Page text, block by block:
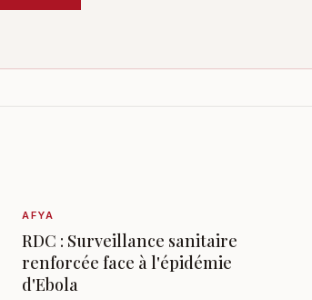
AFYA
RDC : Surveillance sanitaire
renforcée face à l'épidémie
d'Ebola